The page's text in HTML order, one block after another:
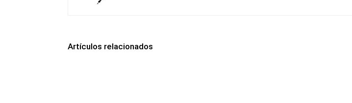
Artículos relacionados